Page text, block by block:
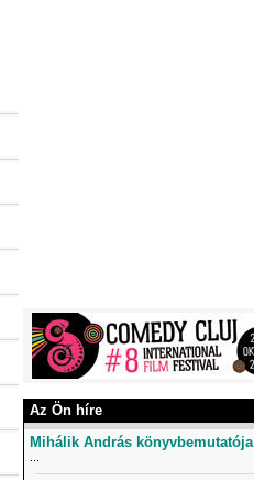
Az Ön híre
Mihálik András könyvbemutatója